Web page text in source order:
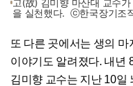
을 실천했다. ⓒ한국장기조
또 다른 곳에서는 생의
이야기도 알려졌다. 내년
김미향 교수는 지난 10일